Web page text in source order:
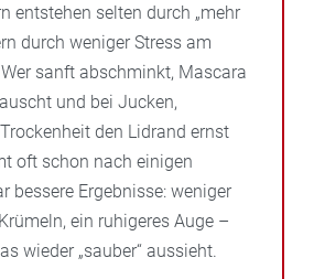
entstehen selten durch „mehr
durch weniger Stress am
sanft abschminkt, Mascara
und bei Jucken,
den Lidrand ernst
oft schon nach einigen
bessere Ergebnisse: weniger
ein ruhigeres Auge –
wieder „sauber“ aussieht.